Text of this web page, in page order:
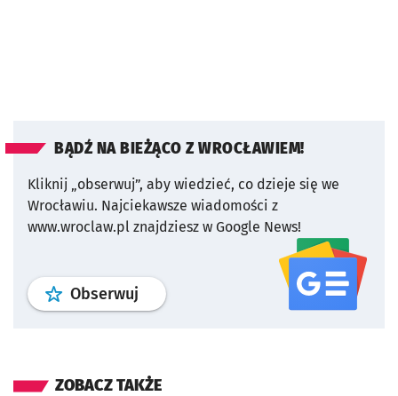
BĄDŹ NA BIEŻĄCO Z WROCŁAWIEM!
Kliknij „obserwuj”, aby wiedzieć, co dzieje się we
Wrocławiu. Najciekawsze wiadomości z
www.wroclaw.pl znajdziesz w Google News!
Obserwuj profil serwisu
ZOBACZ TAKŻE